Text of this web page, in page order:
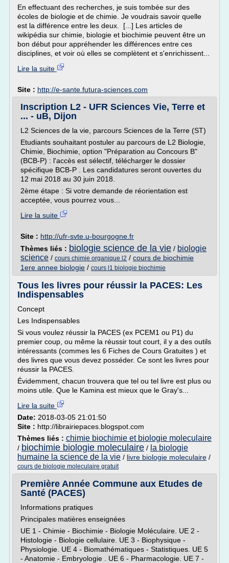
En effectuant des recherches, je suis tombée sur des
écoles de biologie et de chimie. Je voudrais savoir quelle
est la différence entre les deux. [...] Les articles de
wikipédia sur chimie, biologie et biochimie peuvent être un
bon début pour appréhender les différences entre ces
disciplines, et voir où elles se complètent et s'enrichissent...
Lire la suite
Site : http://e-sante.futura-sciences.com
Inscription L2 - UFR Sciences Vie, Terre et
... - uB, Dijon
L2 Sciences de la vie, parcours Sciences de la Terre (ST)
Etudiants souhaitant postuler au parcours de L2 Biologie,
Chimie, Biochimie, option "Préparation au Concours B"
(BCB-P) : l'accès est sélectif, télécharger le dossier
spécifique BCB-P . Les candidatures seront ouvertes du
12 mai 2018 au 30 juin 2018.
2ème étape : Si votre demande de réorientation est
acceptée, vous pourrez vous...
Lire la suite
Site : http://ufr-svte.u-bourgogne.fr
Thèmes liés : biologie science de la vie / biologie
science / cours chimie organique l2 / cours de biochimie
1ere annee biologie / cours l1 biologie biochimie
Tous les livres pour réussir la PACES: Les
Indispensables
Concept
Les Indispensables
Si vous voulez réussir la PACES (ex PCEM1 ou P1) du
premier coup, ou même la réussir tout court, il y a des outils
intéressants (commes les 6 Fiches de Cours Gratuites ) et
des livres que vous devez posséder. Ce sont les livres pour
réussir la PACES.
Évidemment, chacun trouvera que tel ou tel livre est plus ou
moins utile. Que le Kamina est mieux que le Gray's...
Lire la suite
Date: 2018-03-05 21:01:50
Site : http://librairiepaces.blogspot.com
Thèmes liés : chimie biochimie et biologie moleculaire
/ biochimie biologie moleculaire / la biologie
humaine la science de la vie / livre biologie moleculaire /
cours de biologie moleculaire gratuit
Première Année Commune aux Etudes de
Santé (PACES)
Informations pratiques
Principales matières enseignées
UE 1 - Chimie - Biochimie - Biologie Moléculaire. UE 2 -
Histologie - Biologie cellulaire. UE 3 - Biophysique -
Physiologie. UE 4 - Biomathématiques - Statistiques. UE 5
- Anatomie - Embryologie . UE 6 - Pharmacologie. UE 7 -